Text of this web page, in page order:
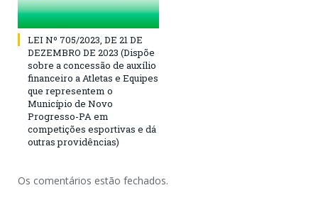
LEI Nº 705/2023, DE 21 DE
DEZEMBRO DE 2023 (Dispõe
sobre a concessão de auxílio
financeiro a Atletas e Equipes
que representem o
Município de Novo
Progresso-PA em
competições esportivas e dá
outras providências)
Os comentários estão fechados.